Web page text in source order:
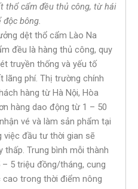
thổ cẩm đều thủ công, từ hái
độc bông.
dệt thổ cẩm Lào Na
đều là hàng thủ công, quy
truyền thống và yếu tố
lãng phí. Thị trường chính
hàng từ Hà Nội, Hòa
hàng dao động từ 1 – 50
vé và làm sản phẩm tại
việc đầu tư thời gian sẽ
Trung bình mỗi thành
5 triệu đồng/tháng, cung
cao trong thời điểm nông